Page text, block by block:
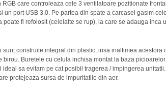
RGB care controleaza cele 3 ventilatoare pozitionate
un port USB 3.0. Pe partea din spate a carcasei gasim
poate fi refolosit (celelalte se rup), la care se adauga inca
sunt construite integral din plastic, insa inaltimea
birou. Buretele cu celula inchisa montat la baza picioarelor
ideal sa evitam pe cat posibil tragerea / impingerea
protejeaza sursa de impuritatile din aer.